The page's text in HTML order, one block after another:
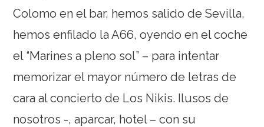
Colomo en el bar, hemos salido de Sevilla,
hemos enfilado la A66, oyendo en el coche
el “Marines a pleno sol” – para intentar
memorizar el mayor número de letras de
cara al concierto de Los Nikis. Ilusos de
nosotros -, aparcar, hotel – con su